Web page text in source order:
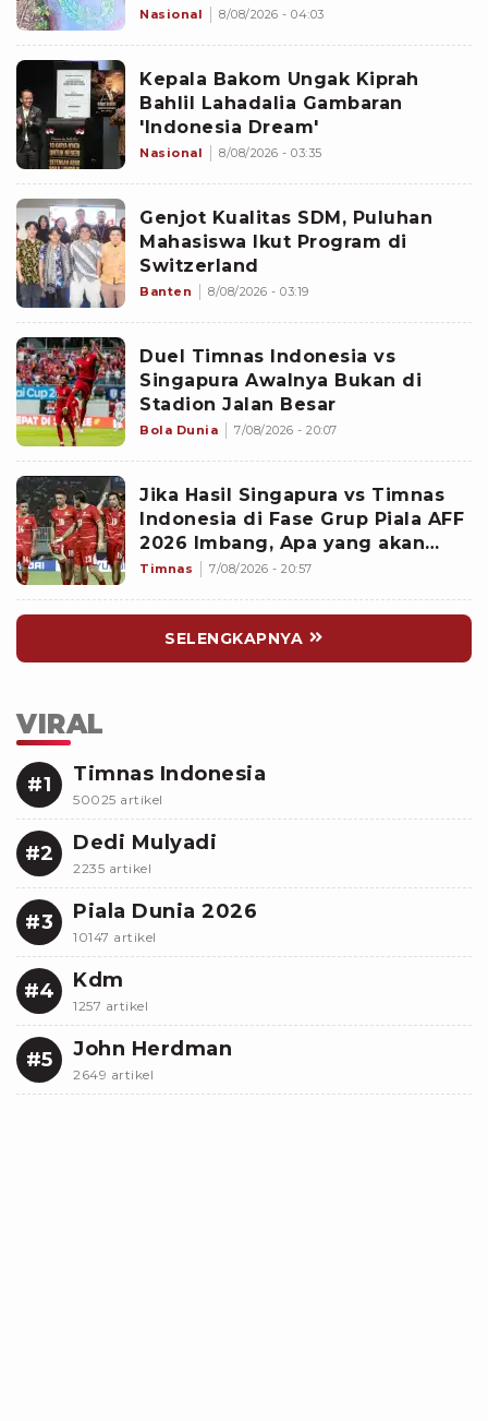
Juga Ditemukan
Nasional 8/08/2026 - 04:03
Kepala Bakom Ungak Kiprah
Bahlil Lahadalia Gambaran
'Indonesia Dream'
Nasional 8/08/2026 - 03:35
Genjot Kualitas SDM, Puluhan
Mahasiswa Ikut Program di
Switzerland
Banten 8/08/2026 - 03:19
Duel Timnas Indonesia vs
Singapura Awalnya Bukan di
Stadion Jalan Besar
Bola Dunia 7/08/2026 - 20:07
Jika Hasil Singapura vs Timnas
Indonesia di Fase Grup Piala AFF
2026 Imbang, Apa yang akan
Terjadi?
Timnas 7/08/2026 - 20:57
SELENGKAPNYA
VIRAL
#1 Timnas Indonesia
50025 artikel
#2 Dedi Mulyadi
2235 artikel
#3 Piala Dunia 2026
10147 artikel
#4 Kdm
1257 artikel
#5 John Herdman
2649 artikel